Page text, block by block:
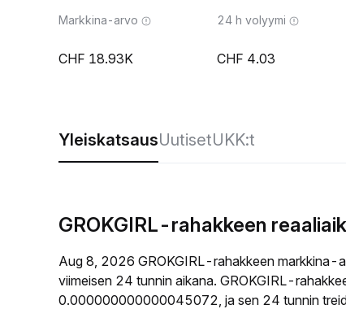
Markkina-arvo
18.93K
24 h volyymi
4.03
YleiskatsausUutisetUKK:t
GROKGIRL-rahakkeen
Aug 8, 2026 GROKGIRL-rahakkeen
viimeisen 24 tunnin aikana. GROKGIRL-
0.000000000000045072, ja sen 24 tunnin